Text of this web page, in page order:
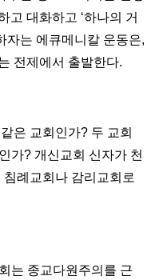
고 대화하고 ‘하나의 거
자는 에큐메니칼 운동은,
전제에서 출발한다.
은 교회인가? 두 교회
가? 개신교회 신자가 천
례교회나 감리교회로
는 종교다원주의를 근